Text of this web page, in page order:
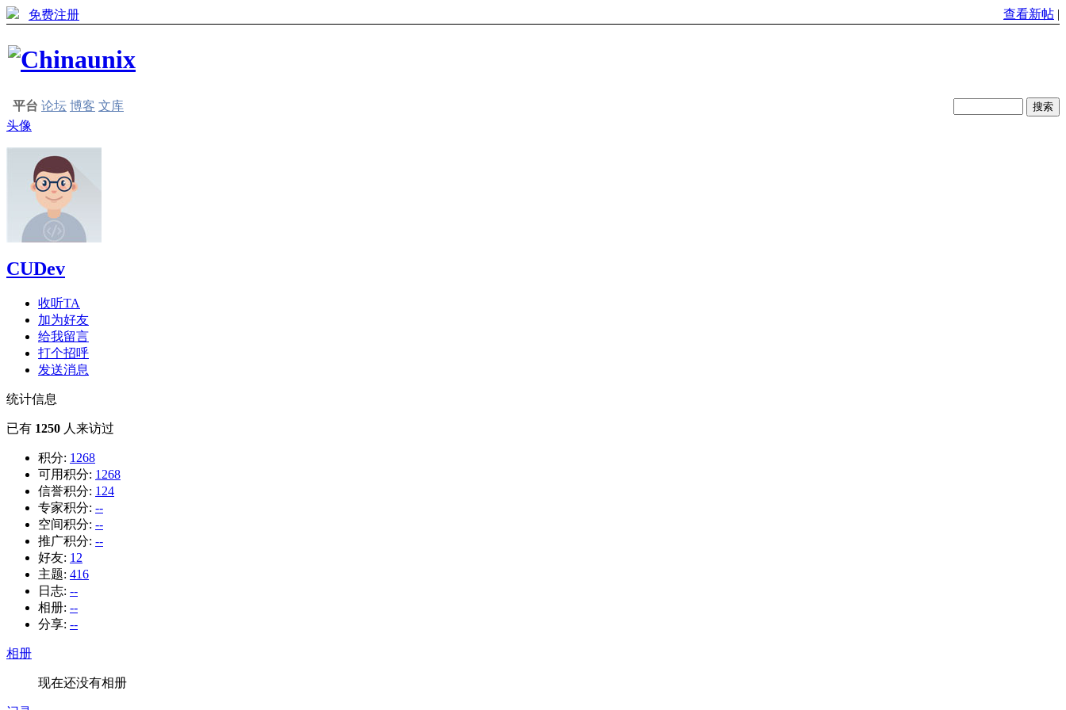
免费注册 查看新帖 |
平台 论坛 博客 文库
头像
CUDev
收听TA
加为好友
给我留言
打个招呼
发送消息
统计信息
已有 1250 人来访过
积分: 1268
可用积分: 1268
信誉积分: 124
专家积分: --
空间积分: --
推广积分: --
好友: 12
主题: 416
日志: --
相册: --
分享: --
相册
现在还没有相册